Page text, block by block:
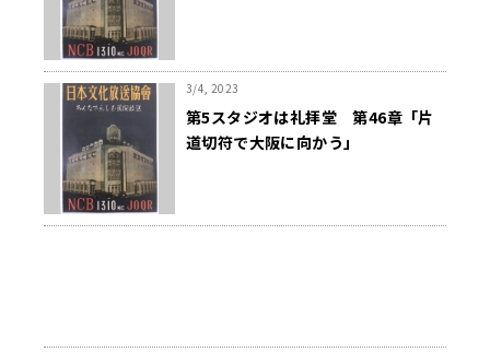
3/4, 2023
第5スタジオは礼拝堂 第46章「片
道切符で大阪に向かう」